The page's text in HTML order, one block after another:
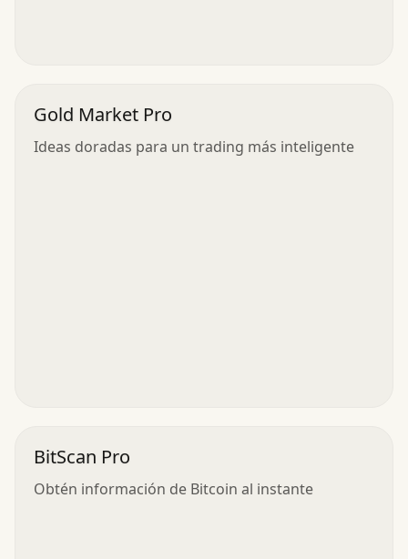
Gold Market Pro
Ideas doradas para un trading más inteligente
BitScan Pro
Obtén información de Bitcoin al instante